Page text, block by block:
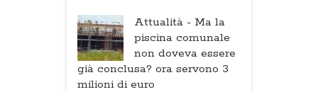
Attualità - Ma la
piscina comunale
non doveva essere
già conclusa? ora servono 3
milioni di euro